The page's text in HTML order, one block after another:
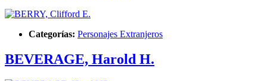
Categorías: Personajes Extranjeros
BEVERAGE, Harold H.